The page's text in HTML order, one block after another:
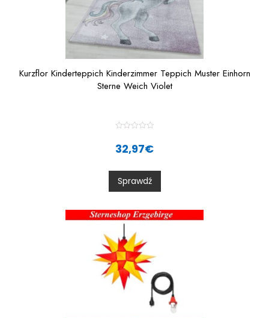
Kurzflor Kinderteppich Kinderzimmer Teppich Muster Einhorn
Sterne Weich Violet
a
t
0
o
t
5
32,97€
Sprawdź